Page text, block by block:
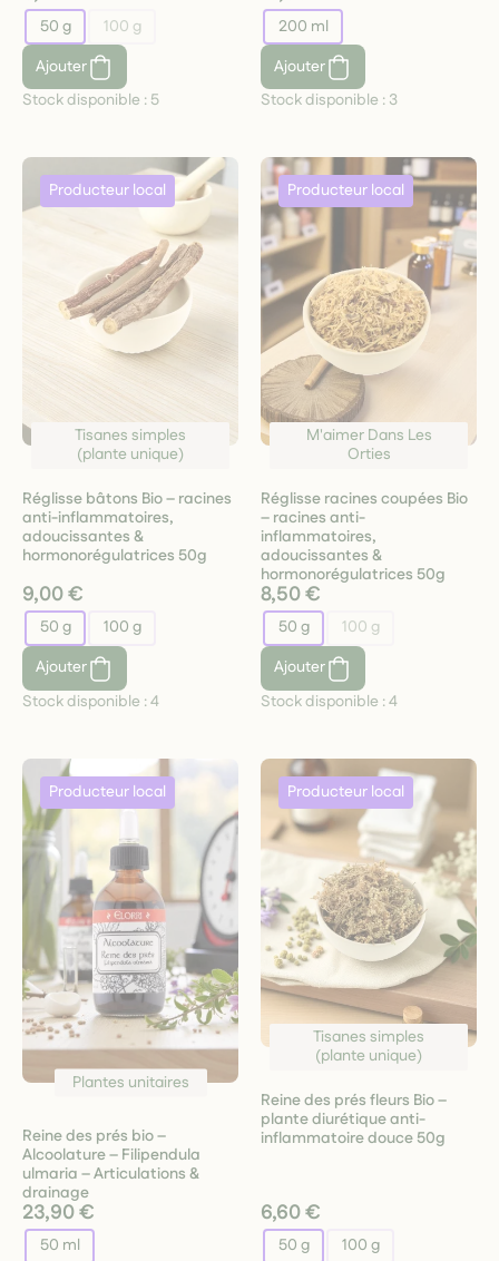
50 g
100 g
Ajouter
Stock disponible : 5
200 ml
Ajouter
Stock disponible : 3
Tisanes simples
(plante unique)
Réglisse bâtons Bio – racines
anti-inflammatoires,
adoucissantes &
hormonorégulatrices 50g
9,00 €
50 g
100 g
Ajouter
Stock disponible :4
M'aimer Dans Les
Orties
Réglisse racines coupées Bio
– racines anti-
inflammatoires,
adoucissantes &
hormonorégulatrices 50g
8,50 €
50 g
100 g
Ajouter
Stock disponible :4
Plantes unitaires
Reine des prés bio –
Alcoolature – Filipendula
ulmaria – Articulations &
drainage
23,90 €
50 ml
Tisanes simples
(plante unique)
Reine des prés fleurs Bio –
plante diurétique anti-
inflammatoire douce 50g
6,60 €
50 g 100 g